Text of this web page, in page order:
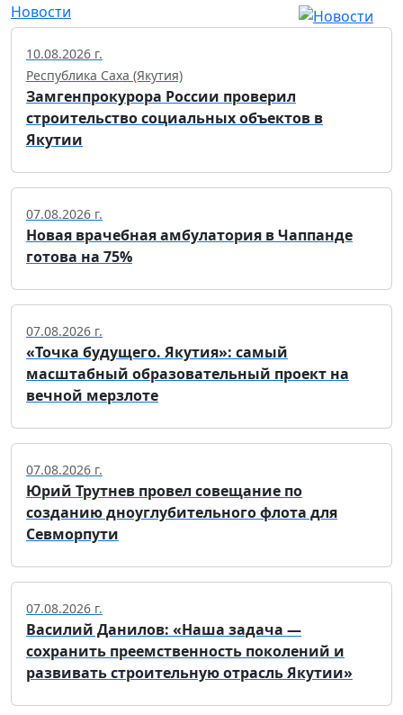
Новости
10.08.2026 г.
Республика Саха (Якутия)
Замгенпрокурора России проверил
строительство социальных объектов в
Якутии
07.08.2026 г.
Новая врачебная амбулатория в Чаппанде
готова на 75%
07.08.2026 г.
«Точка будущего. Якутия»: самый
масштабный образовательный проект на
вечной мерзлоте
07.08.2026 г.
Юрий Трутнев провел совещание по
созданию дноуглубительного флота для
Севморпути
07.08.2026 г.
Василий Данилов: «Наша задача —
сохранить преемственность поколений и
развивать строительную отрасль Якутии»